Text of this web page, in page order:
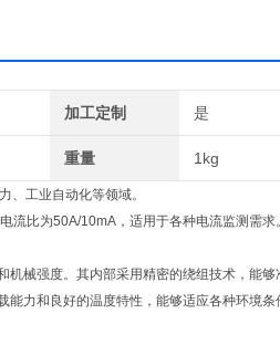
加工定制 是
重量 1kg
、工业自动化等领域。
流比为50A/10mA，适用于各种电流监测需求。
械强度。其内部采用精密的绕组技术，能够
力和良好的温度特性，能够适应各种环境条